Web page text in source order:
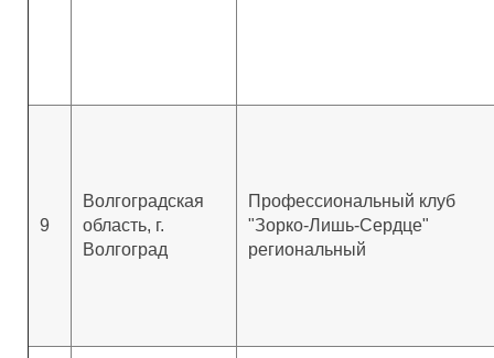
9
Волгоградская
область, г.
Волгоград
Профессиональный клуб
"Зорко-Лишь-Сердце"
региональный